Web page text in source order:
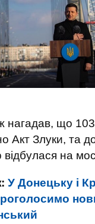
нагадав, що
Акт Злуки, та
відбулася на
У Донецьку і